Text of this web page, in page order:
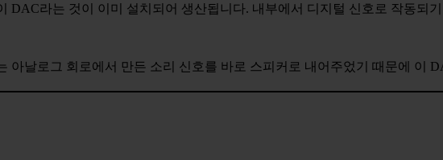
DAC라는 것이 이미 설치되어 생산됩니다. 내부에서 디지털 신호로 작동되
날로그 회로에서 만든 소리 신호를 바로 스피커로 내어주었기 때문에 이